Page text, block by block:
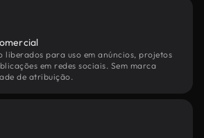
liberados para uso em anúncios, projetos
em redes sociais. Sem marca
de atribuição.